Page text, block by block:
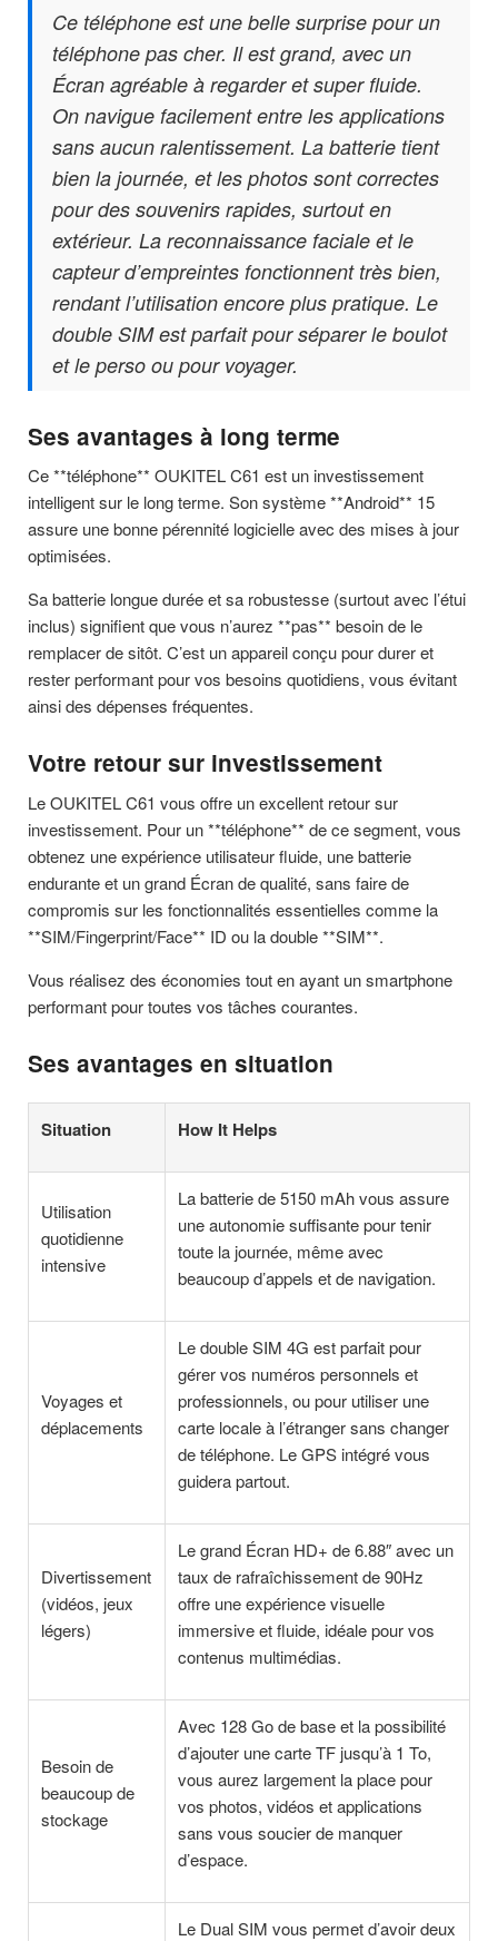
Ce téléphone est une belle surprise pour un
téléphone pas cher. Il est grand, avec un
Écran agréable à regarder et super fluide.
On navigue facilement entre les applications
sans aucun ralentissement. La batterie tient
bien la journée, et les photos sont correctes
pour des souvenirs rapides, surtout en
extérieur. La reconnaissance faciale et le
capteur d’empreintes fonctionnent très bien,
rendant l’utilisation encore plus pratique. Le
double SIM est parfait pour séparer le boulot
et le perso ou pour voyager.
Ses avantages à long terme
Ce **téléphone** OUKITEL C61 est un investissement
intelligent sur le long terme. Son système **Android** 15
assure une bonne pérennité logicielle avec des mises à jour
optimisées.
Sa batterie longue durée et sa robustesse (surtout avec l’étui
inclus) signifient que vous n’aurez **pas** besoin de le
remplacer de sitôt. C’est un appareil conçu pour durer et
rester performant pour vos besoins quotidiens, vous évitant
ainsi des dépenses fréquentes.
Votre retour sur investissement
Le OUKITEL C61 vous offre un excellent retour sur
investissement. Pour un **téléphone** de ce segment, vous
obtenez une expérience utilisateur fluide, une batterie
endurante et un grand Écran de qualité, sans faire de
compromis sur les fonctionnalités essentielles comme la
**SIM/Fingerprint/Face** ID ou la double **SIM**.
Vous réalisez des économies tout en ayant un smartphone
performant pour toutes vos tâches courantes.
Ses avantages en situation
Situation How It Helps
Utilisation
quotidienne
intensive
La batterie de 5150 mAh vous assure
une autonomie suffisante pour tenir
toute la journée, même avec
beaucoup d’appels et de navigation.
Voyages et
déplacements
Le double SIM 4G est parfait pour
gérer vos numéros personnels et
professionnels, ou pour utiliser une
carte locale à l’étranger sans changer
de téléphone. Le GPS intégré vous
guidera partout.
Divertissement
(vidéos, jeux
légers)
Le grand Écran HD+ de 6.88″ avec un
taux de rafraîchissement de 90Hz
offre une expérience visuelle
immersive et fluide, idéale pour vos
contenus multimédias.
Besoin de
beaucoup de
stockage
Avec 128 Go de base et la possibilité
d’ajouter une carte TF jusqu’à 1 To,
vous aurez largement la place pour
vos photos, vidéos et applications
sans vous soucier de manquer
d’espace.
Le Dual SIM vous permet d’avoir deux